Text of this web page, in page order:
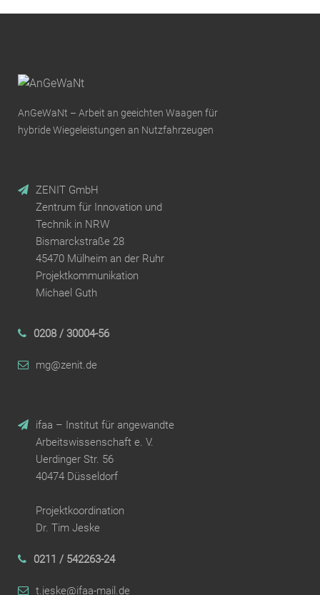
AnGeWaNt – Arbeit an geeichten Waagen für
hybride Wiegeleistungen an Nutzfahrzeugen
ZENIT GmbH
Zentrum für Innovation und
Technik in NRW
Bismarckstraße 28
45470 Mülheim an der Ruhr
Projektkommunikation
Michael Guth
0208 / 30004-56
mg@zenit.de
ifaa – Institut für angewandte
Arbeitswissenschaft e. V.
Uerdinger Str. 56
40474 Düsseldorf
Projektkoordination
Dr. Tim Jeske
0211 / 542263-24
t.jeske@ifaa-mail.de